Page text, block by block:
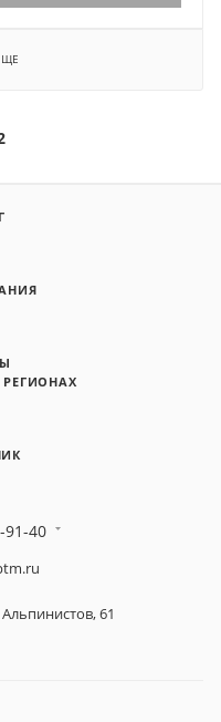
РЕГИОНАХ
91-40
61